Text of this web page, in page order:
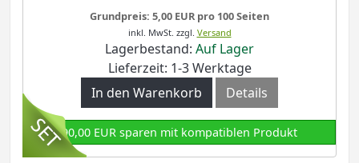
Grundpreis: 5,00 EUR pro 100 Seiten
inkl. MwSt. zzgl. Versand
Lagerbestand: Auf Lager
Lieferzeit: 1-3 Werktage
In den Warenkorb
Details
90,00 EUR sparen mit kompatiblen Produkt